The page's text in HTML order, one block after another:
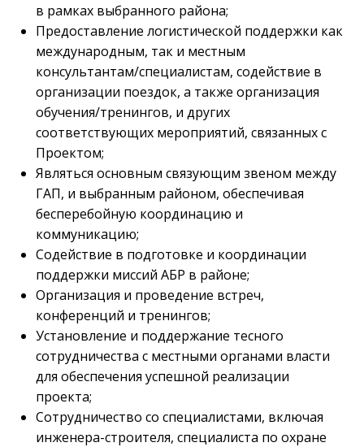
в рамках выбранного района;
Предоставление логистической поддержки как
международным, так и местным
консультантам/специалистам, содействие в
организации поездок, а также организация
обучения/тренингов, и других
соответствующих мероприятий, связанных с
Проектом;
Являться основным связующим звеном между
ГАП, и выбранным районом, обеспечивая
бесперебойную координацию и
коммуникацию;
Содействие в подготовке и координации
поддержки миссий АБР в районе;
Организация и проведение встреч,
конференций и тренингов;
Установление и поддержание тесного
сотрудничества с местными органами власти
для обеспечения успешной реализации
проекта;
Сотрудничество со специалистами, включая
инженера-строителя, специалиста по охране